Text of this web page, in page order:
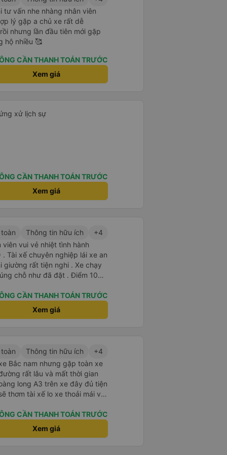
vấn nhe nhàng nhân viên
lý gặp a chủ xe rất dễ
nhưng lần đầu tiên mới gặp
hộ nhiều 🥰
CẦN THANH TOÁN TRƯỚC
Xem giá
xử lịch sự
CẦN THANH TOÁN TRƯỚC
Xem giá
Thông tin hữu ích
+4
viên vui vẻ nhiệt tình hành
Tài xế chuyên nghiệp lái xe an
giường rất tiện nghi . Xe chạy
chỗ như đã đặt . Điểm 10
CẦN THANH TOÁN TRƯỚC
Xem giá
Thông tin hữu ích
+4
Bắc nam nhưng gặp toàn xe
rất lâu và mất thời gian
long A3 trên xe đây đủ tiện
thơm tài xế lo xe thoải mái vui
CẦN THANH TOÁN TRƯỚC
Xem giá